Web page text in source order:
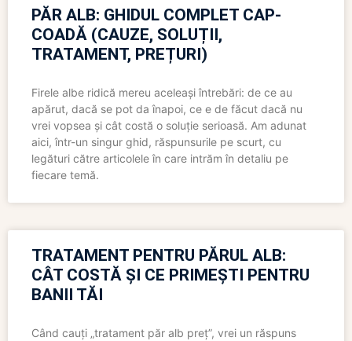
PĂR ALB: GHIDUL COMPLET CAP-
COADĂ (CAUZE, SOLUȚII,
TRATAMENT, PREȚURI)
Firele albe ridică mereu aceleași întrebări: de ce au
apărut, dacă se pot da înapoi, ce e de făcut dacă nu
vrei vopsea și cât costă o soluție serioasă. Am adunat
aici, într-un singur ghid, răspunsurile pe scurt, cu
legături către articolele în care intrăm în detaliu pe
fiecare temă.
TRATAMENT PENTRU PĂRUL ALB:
CÂT COSTĂ ȘI CE PRIMEȘTI PENTRU
BANII TĂI
Când cauți „tratament păr alb preț”, vrei un răspuns